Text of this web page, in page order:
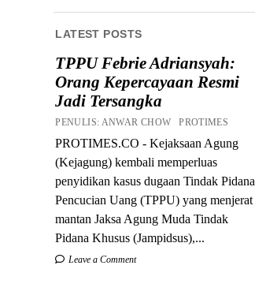
LATEST POSTS
TPPU Febrie Adriansyah:
Orang Kepercayaan Resmi
Jadi Tersangka
PENULIS: ANWAR CHOW PROTIMES
PROTIMES.CO - Kejaksaan Agung
(Kejagung) kembali memperluas
penyidikan kasus dugaan Tindak Pidana
Pencucian Uang (TPPU) yang menjerat
mantan Jaksa Agung Muda Tindak
Pidana Khusus (Jampidsus),...
Leave a Comment